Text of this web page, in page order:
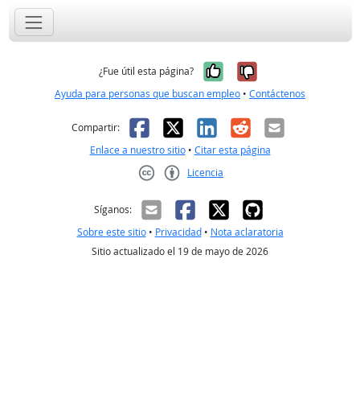
¿Fue útil esta página? Sí, fue útil
No, no fue
Ayuda para personas que buscan empleo • Contáctenos
Compartir: Facebook
X LinkedIn
RedditCorreo
Enlace a nuestro sitio• Citar esta página
Licencia
Síganos:
Sobre este sitio• Privacidad• Nota aclaratoria
Sitio actualizado el 19 de mayo de 2026